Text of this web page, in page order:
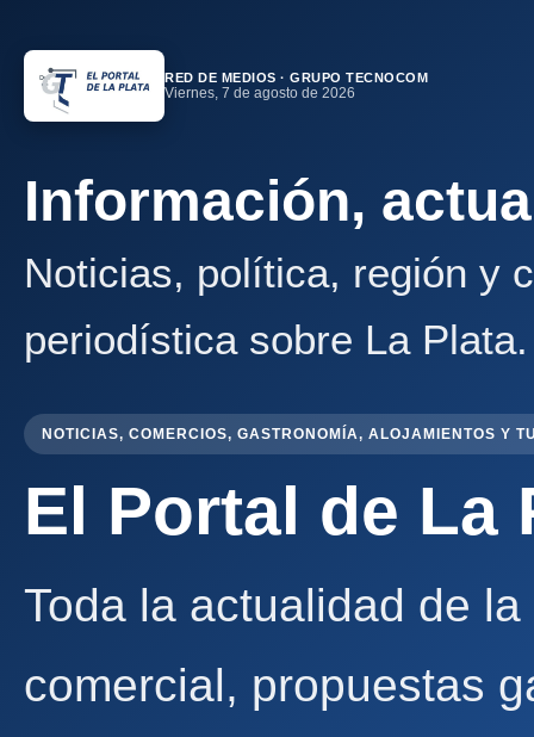
RED DE MEDIOS · GRUPO TECNOCOM
Viernes, 7 de agosto de 2026
Información,
Noticias, política, región y
periodística sobre La Plata.
NOTICIAS, COMERCIOS, GASTRONOMÍA, ALOJAMIENTOS Y
El Portal de La
Toda la actualidad de
comercial, propuestas